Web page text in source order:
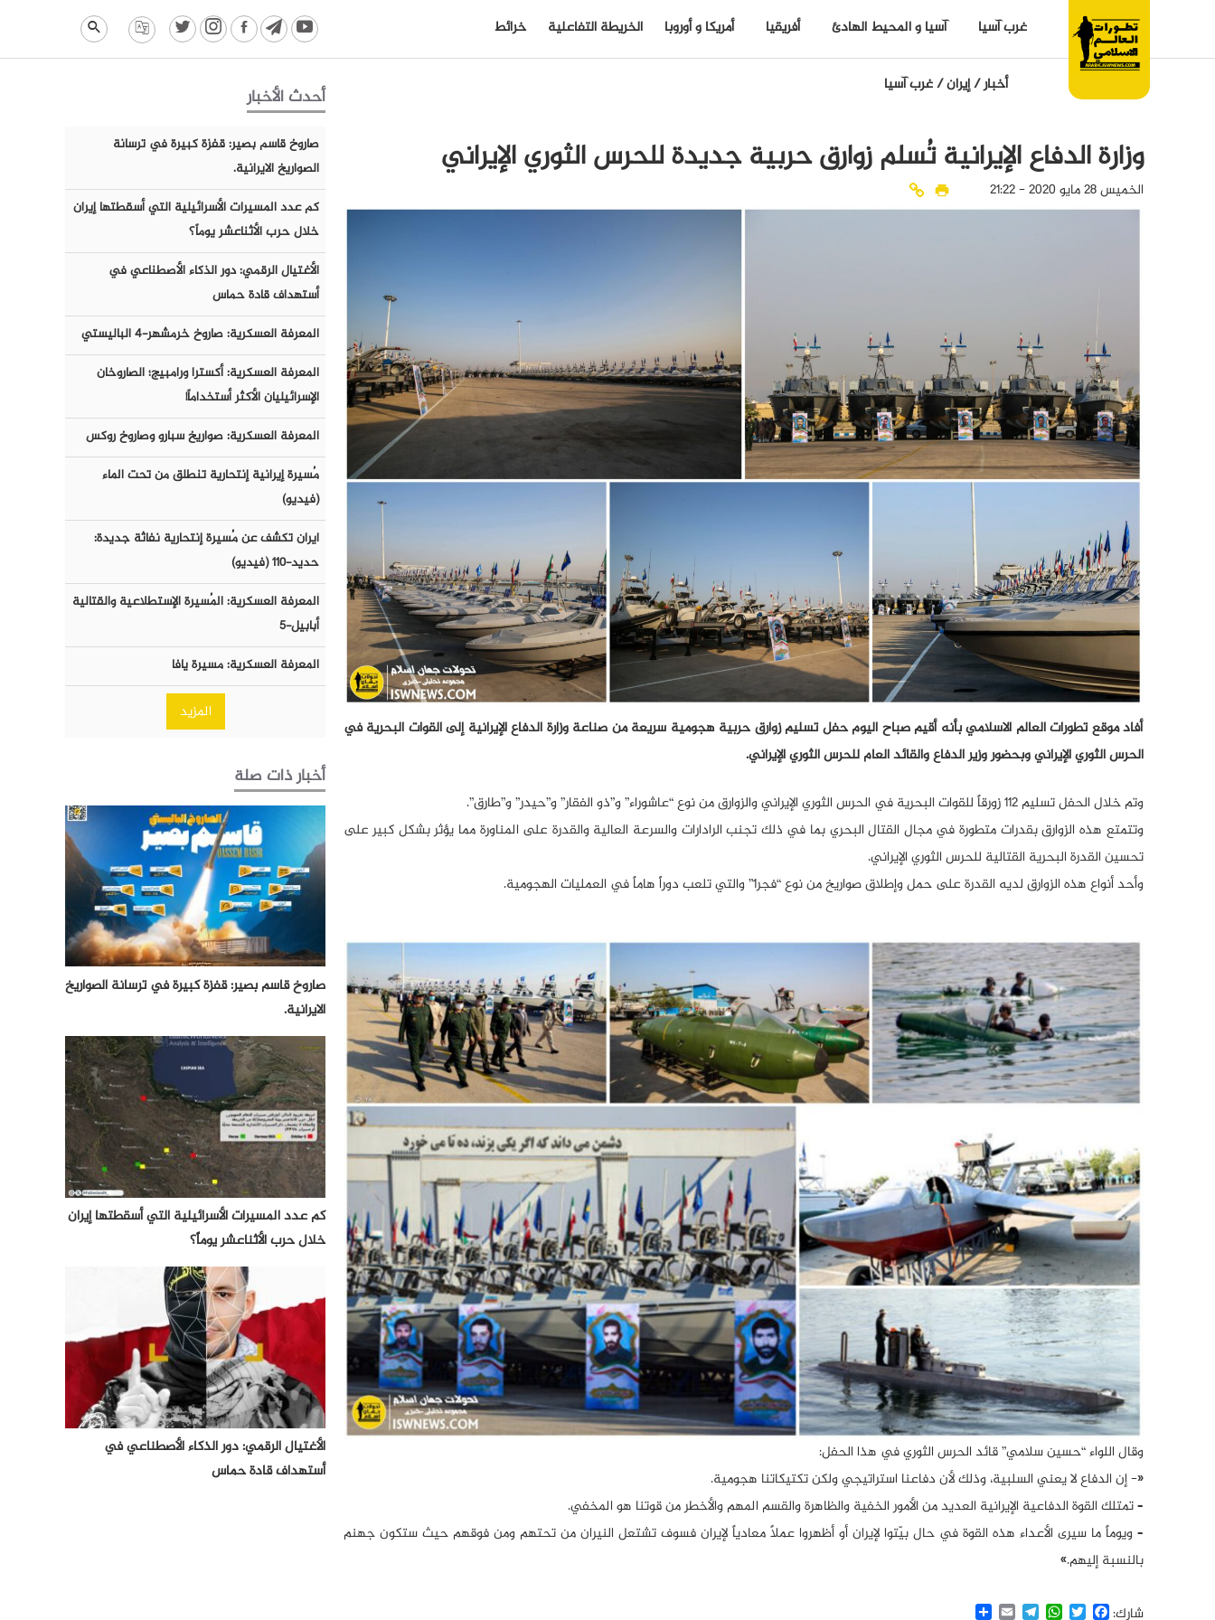
غرب آسيا آسيا و المحيط الهادئ أفريقيا أمريكا و أوروبا الخريطة التفاعلية خرائط
أخبار/إيران/غرب آسيا
وزارة الدفاع الإيرانية تُسلم زوارق حربية جديدة للحرس الثوري الإيراني
الخميس 28 مايو 2020 - 21:22
أفاد موقع تطورات العالم الاسلامي بأنه أقيم صباح اليوم حفل تسليم زوارق حربية هجومية سريعة من صناعة وزارة الدفاع الإيرانية إلى القوات البحرية في
الحرس الثوري الإيراني وبحضور وزير الدفاع والقائد العام للحرس الثوري الإيراني.
وتم خلال الحفل تسليم 112 زورقاً للقوات البحرية في الحرس الثوري الإيراني والزوارق من نوع “عاشوراء” و”ذو الفقار” و”حيدر” و”طارق”.
وتتمتع هذه الزوارق بقدرات متطورة في مجال القتال البحري بما في ذلك تجنب الرادارات والسرعة العالية والقدرة على المناورة مما يؤثر بشكل كبير على
تحسين القدرة البحرية القتالية للحرس الثوري الإيراني.
وأحد أنواع هذه الزوارق لديه القدرة على حمل وإطلاق صواريخ من نوع “فجر1” والتي تلعب دوراً هاماً في العمليات الهجومية.
وقال اللواء “حسين سلامي” قائد الحرس الثوري في هذا الحفل:
«- إن الدفاع لا يعني السلبية، وذلك لأن دفاعنا استراتيجي ولكن تكتيكاتنا هجومية.
– تمتلك القوة الدفاعية الإيرانية العديد من الأمور الخفية والظاهرة والقسم المهم والأخطر من قوتنا هو المخفي.
– ويوماً ما سيرى الأعداء هذه القوة في حال بيّتوا لإيران أو أظهروا عملاً معادياً لإيران فسوف تشتعل النيران من تحتهم ومن فوقهم حيث ستكون جهنم
بالنسبة إليهم.»
شارك: Facebook
Twitter
WhatsApp
Telegram
Email
أحدث الأخبار
صاروخ قاسم بصير: قفزة كبيرة في ترسانة
الصواريخ الايرانية.
كم عدد المسيرات الأسرائيلية التي أسقطتها إيران
خلال حرب الأثناعشر يوماً؟
الأغتيال الرقمي: دور الذكاء الأصطناعي في
أستهداف قادة حماس
المعرفة العسكرية: صاروخ خرمشهر-٤ الباليستي
المعرفة العسكرية: أكسترا ورامبيج؛ الصاروخان
الإسرائيليان الأكثر أستخداماً!
المعرفة العسكرية: صواريخ سبارو وصاروخ روكس
مُسيرة إيرانية إنتحارية تنطلق من تحت الماء
(فيديو)
ايران تكشف عن مُسيرة إنتحارية نفاثة جديدة:
حديد-١١٠ (فيديو)
المعرفة العسكرية: المُسيرة الإستطلاعية والقتالية
أبابيل-٥
المعرفة العسكرية: مسيرة يافا
المزيد
أخبار ذات صلة
صاروخ قاسم بصير: قفزة كبيرة في ترسانة الصواريخ
الايرانية.
كم عدد المسيرات الأسرائيلية التي أسقطتها إيران
خلال حرب الأثناعشر يوماً؟
الأغتيال الرقمي: دور الذكاء الأصطناعي في
أستهداف قادة حماس